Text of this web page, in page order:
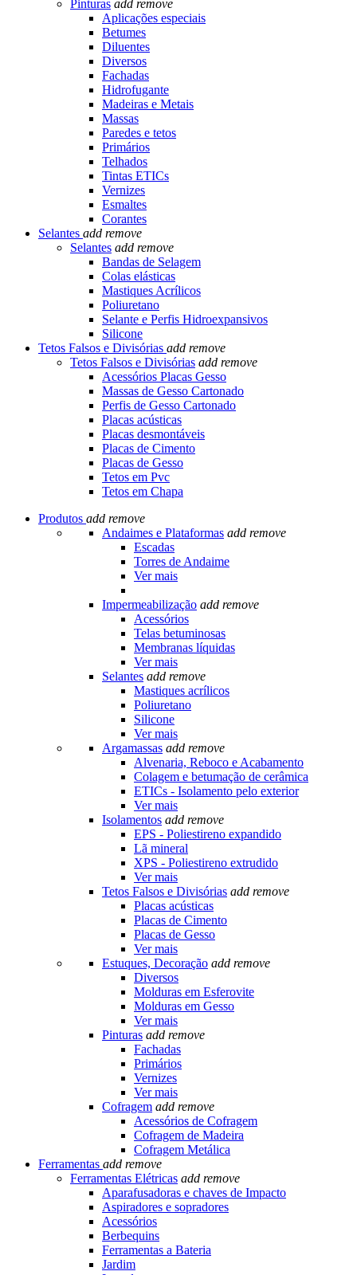
Pinturas add remove
Aplicações especiais
Betumes
Diluentes
Diversos
Fachadas
Hidrofugante
Madeiras e Metais
Massas
Paredes e tetos
Primários
Telhados
Tintas ETICs
Vernizes
Esmaltes
Corantes
Selantes add remove
Selantes add remove
Bandas de Selagem
Colas elásticas
Mastiques Acrílicos
Poliuretano
Selante e Perfis Hidroexpansivos
Silicone
Tetos Falsos e Divisórias add remove
Tetos Falsos e Divisórias add remove
Acessórios Placas Gesso
Massas de Gesso Cartonado
Perfis de Gesso Cartonado
Placas acústicas
Placas desmontáveis
Placas de Cimento
Placas de Gesso
Tetos em Pvc
Tetos em Chapa
Produtos add remove
Andaimes e Plataformas add remove
Escadas
Torres de Andaime
Ver mais
Impermeabilização add remove
Acessórios
Telas betuminosas
Membranas líquidas
Ver mais
Selantes add remove
Mastiques acrílicos
Poliuretano
Silicone
Ver mais
Argamassas add remove
Alvenaria, Reboco e Acabamento
Colagem e betumação de cerâmica
ETICs - Isolamento pelo exterior
Ver mais
Isolamentos add remove
EPS - Poliestireno expandido
Lã mineral
XPS - Poliestireno extrudido
Ver mais
Tetos Falsos e Divisórias add remove
Placas acústicas
Placas de Cimento
Placas de Gesso
Ver mais
Estuques, Decoração add remove
Diversos
Molduras em Esferovite
Molduras em Gesso
Ver mais
Pinturas add remove
Fachadas
Primários
Vernizes
Ver mais
Cofragem add remove
Acessórios de Cofragem
Cofragem de Madeira
Cofragem Metálica
Ferramentas add remove
Ferramentas Elétricas add remove
Aparafusadoras e chaves de Impacto
Aspiradores e sopradores
Acessórios
Berbequins
Ferramentas a Bateria
Jardim